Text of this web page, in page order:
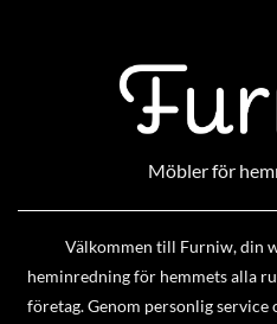
Möbler för
Välkommen till Furniw, din
heminredning för hemmets alla
företag. Genom personlig